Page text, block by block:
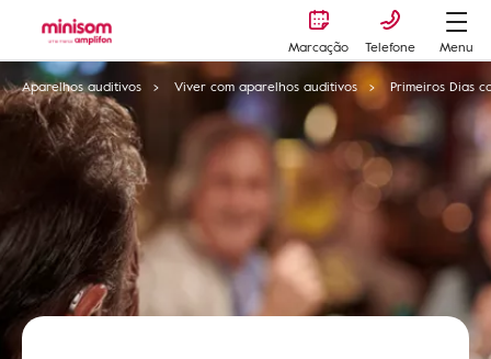
Marcação Telefone
Menu
Aparelhos auditivos
Viver com aparelhos auditivos Primeiros Dias